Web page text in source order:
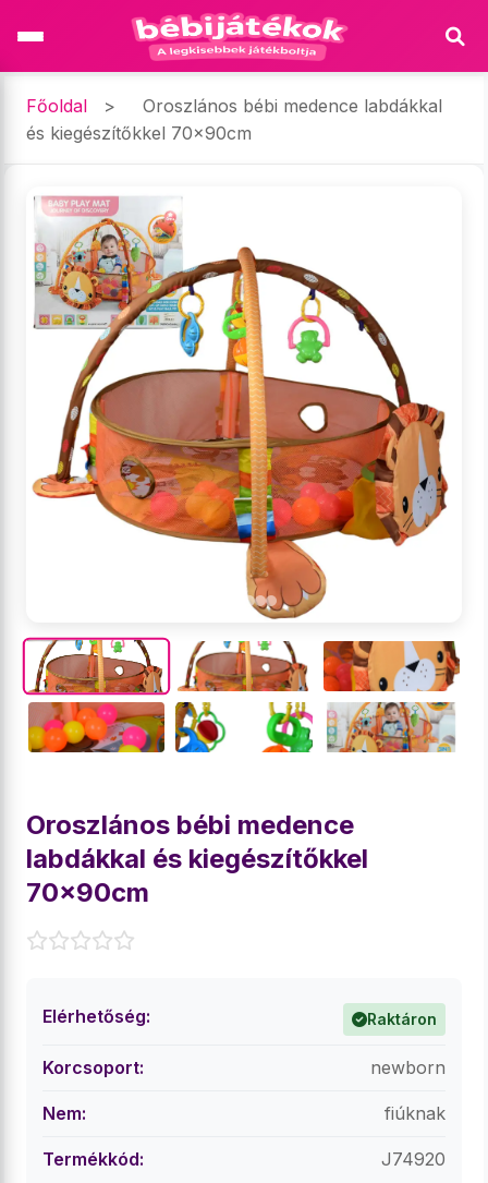
Főoldal >
Oroszlános bébi medence labdákkal
és kiegészítőkkel 70x90cm
Oroszlános bébi medence
labdákkal és kiegészítőkkel
70x90cm
Elérhetőség: Raktáron
Korcsoport: newborn
Nem: fiúknak
Termékkód: J74920